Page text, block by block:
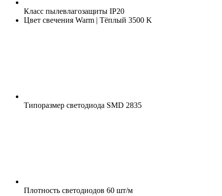
Класс пылевлагозащиты IP20
Цвет свечения Warm | Тёплый 3500 K
Типоразмер светодиода SMD 2835
Плотность светодиодов 60 шт/м